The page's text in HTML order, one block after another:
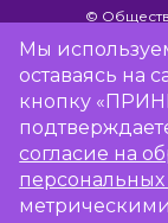
©
Мы
оставаясь на
кнопку
согласие на